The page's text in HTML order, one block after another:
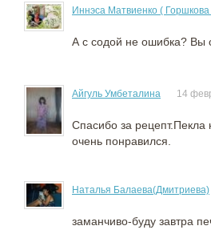
Иннэса Матвиенко ( Горшкова
А с содой не ошибка? Вы
Айгуль Умбеталина 14
Спасибо за рецепт.Пекла
очень понравился.
Наталья Балаева(Дмитриева)
заманчиво-буду завтра